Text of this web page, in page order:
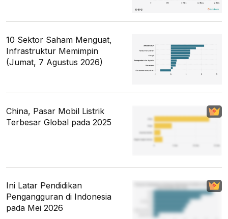
10 Sektor Saham Menguat,
Infrastruktur Memimpin
(Jumat, 7 Agustus 2026)
China, Pasar Mobil Listrik
Terbesar Global pada 2025
Ini Latar Pendidikan
Pengangguran di Indonesia
pada Mei 2026